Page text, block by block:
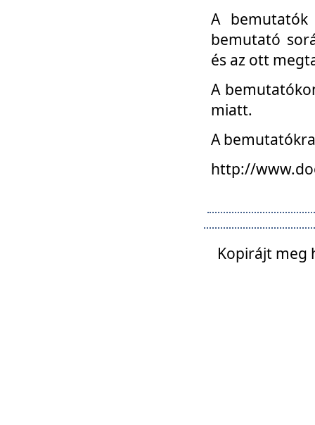
A
bemutató
és az ott
A
miatt.
A
http://
Kopirájt meg